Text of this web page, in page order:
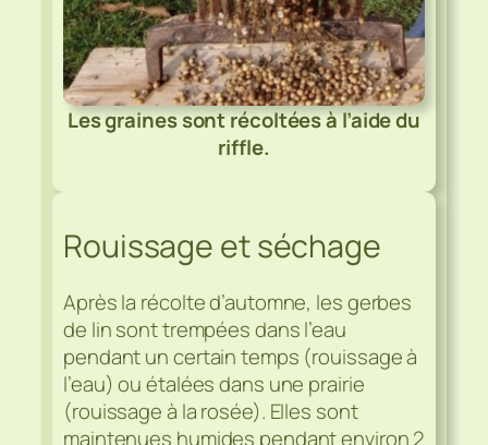
Les graines sont récoltées à l’aide du
riffle.
Rouissage et séchage
Après la récolte d’automne, les gerbes
de lin sont trempées dans l’eau
pendant un certain temps (rouissage à
l’eau) ou étalées dans une prairie
(rouissage à la rosée). Elles sont
maintenues humides pendant environ 2